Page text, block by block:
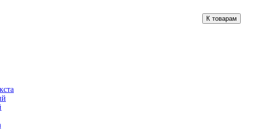
К товарам